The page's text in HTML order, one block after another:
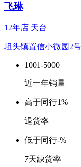
飞琳
12年店 天台
坦头镇置信小微园2
1001-5000
近一年销量
高于同行1%
退货率
低于同行-%
7天缺货率